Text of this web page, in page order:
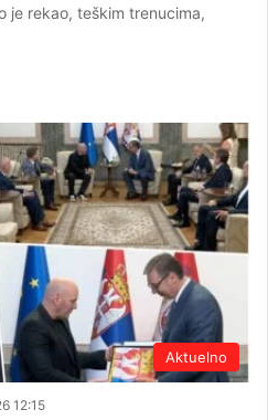
je rekao, teškim trenucima,
Aktuelno
12:15